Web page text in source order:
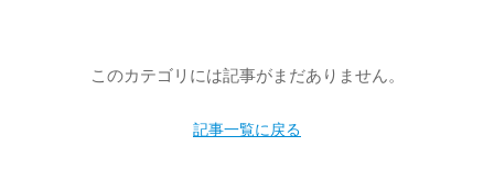
このカテゴリには記事がまだありません。
記事一覧に戻る